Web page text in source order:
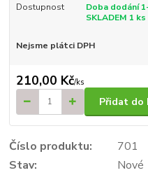
Dostupnost
Doba dodání
SKLADEM 1 ks
Nejsme plátci DPH
210,00 Kč/ks
Přidat do
Číslo produktu:
701
Stav:
Nové